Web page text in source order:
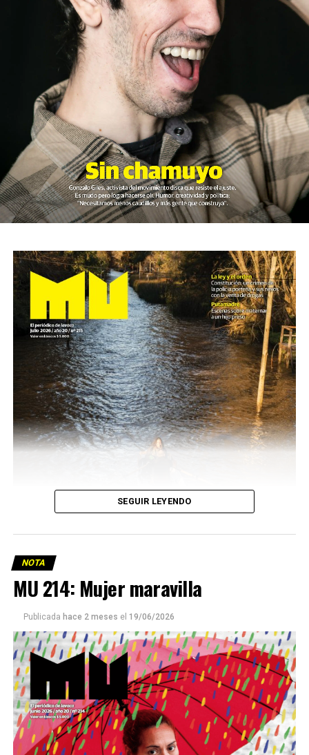
Este número 215 de MU ☝️viene con doble tapa, que
podría ser una frase:
Sin chamuyo, a remarla.
SEGUIR LEYENDO
NOTA
MU 214: Mujer maravilla
Publicada hace 2 meses el 19/06/2026